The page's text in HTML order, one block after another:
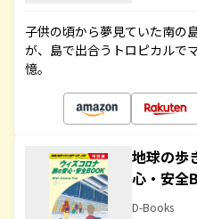
子供の頃から夢見ていた南の
が、島で出合うトロピカルで
憶。
地球の歩
心・安全
D-Books